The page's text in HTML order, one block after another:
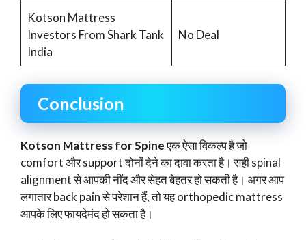
Kotson Mattress
Investors From Shark Tank
India
No Deal
Conclusion
Kotson Mattress for Spineएक ऐसा विकल्प है जो
comfort और support दोनों देने का दावा करता है। सही spinal
alignment से आपकी नींद और सेहत बेहतर हो सकती है। अगर आप
लगातार back pain से परेशान हैं, तो यह orthopedic mattress
आपके लिए फायदेमंद हो सकता है।